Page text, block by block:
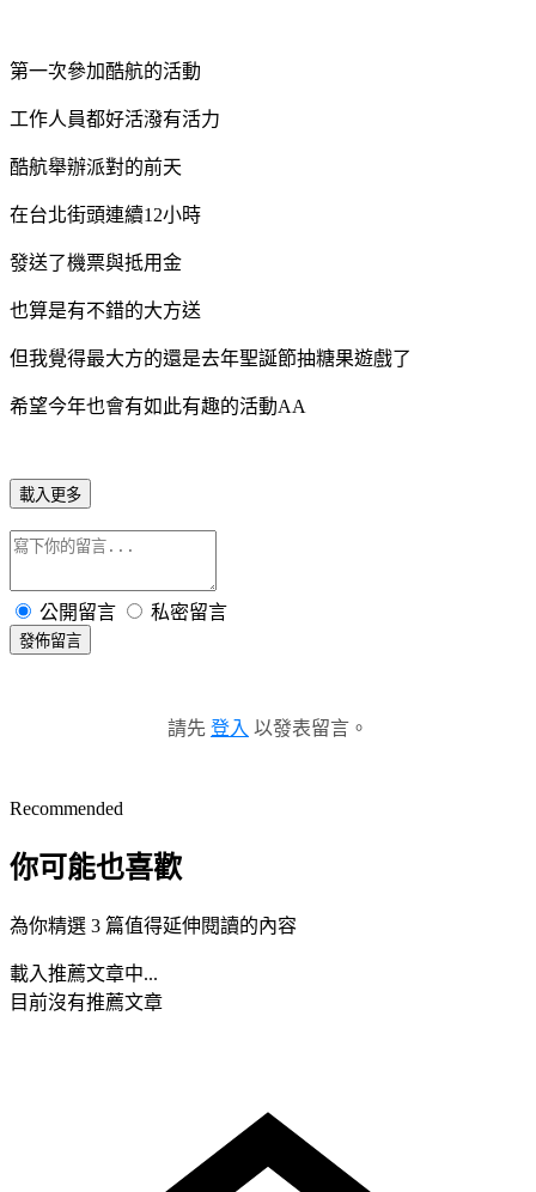
第一次參加酷航的活動
工作人員都好活潑有活力
酷航舉辦派對的前天
在台北街頭連續12小時
發送了機票與抵用金
也算是有不錯的大方送
但我覺得最大方的還是去年聖誕節抽糖果遊戲了
希望今年也會有如此有趣的活動AA
載入更多
公開留言 私密留言
發佈留言
請先 登入 以發表留言。
Recommended
你可能也喜歡
為你精選 3 篇值得延伸閱讀的內容
載入推薦文章中...
目前沒有推薦文章